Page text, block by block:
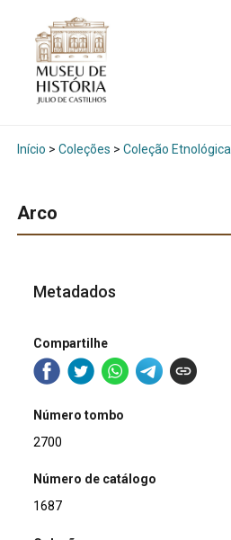
Início > Coleções > Coleção Etnológica
Arco
Metadados
Compartilhe
Número tombo
2700
Número de catálogo
1687